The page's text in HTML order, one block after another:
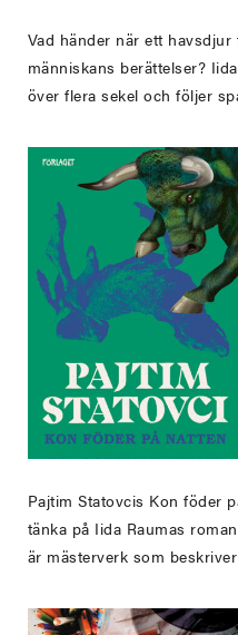
Vad händer när ett
människans berättelser?
över flera sekel och följer
Pajtim Statovcis Kon föder
tänka på Iida Raumas
är mästerverk som